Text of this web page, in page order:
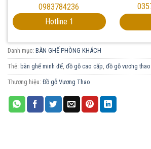
0983784236
Hotline 1
Danh mục: BÀN GHẾ PHÒNG KHÁCH
Thẻ: bàn ghế minh đế, đồ gỗ cao cấp đồ gỗ vương thao
Thương hiệu: Đồ gỗ Vương Thao